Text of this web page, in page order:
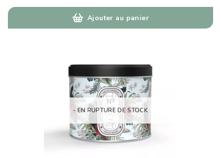
Ajouter au panier
- EN RUPTURE DE STOCK